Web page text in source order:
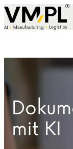
Skip to content
mit KI